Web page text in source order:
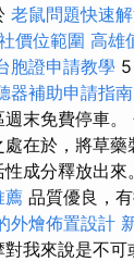
老鼠問題快速
價位範圍 高雄
胞證申請教學 5
器補助申請指南
末免費停車。
在於，將草
成分釋放出來
薦 品質優良，
外燴佈置設計
我來說是不